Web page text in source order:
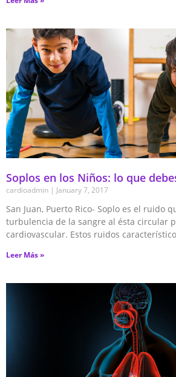
Soplos en los Niños: lo que
cardioadmin January 7, 2017
San Juan, Puerto Rico- Soplo es el ruido
turbulencia de la sangre al ésta circular
cardiovascular. Estos ruidos
Leer Más »